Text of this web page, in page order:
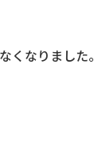
くなりました。